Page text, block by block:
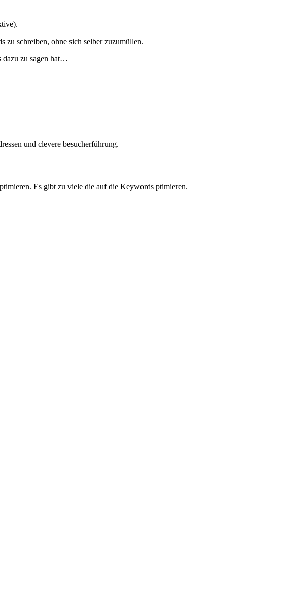
zu schreiben, ohne sich selber zuzumüllen.
dazu zu sagen hat…
und clevere besucherführung.
Es gibt zu viele die auf die Keywords ptimieren.